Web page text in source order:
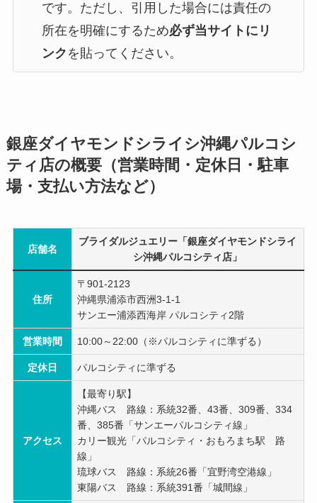
です。ただし、引用した場合には責任の
所在を明確にするため必ず当サイトにリ
ンク を貼ってください。
銀座ダイヤモンドシライシ沖縄パルコシ
ティ店の概要（営業時間・定休日・駐車
場・支払い方法など）
店舗名
ブライダルジュエリー「銀座ダイヤモンドシライ
シ沖縄パルコシティ店」
住所
〒901-2123
沖縄県浦添市西洲3-1-1
サンエー浦添西海岸 パルコシティ2階
営業時間 10:00～22:00（※パルコシティに準ずる）
定休日 パルコシティに準ずる
アクセス
【最寄り駅】
沖縄バス 路線：系統32番、43番、309番、334
番、385番「サンエーパルコシティ線」
カリー観光「パルコシティ・おもろまち駅 路
線」
琉球バス 路線：系統26番「宜野湾空港線」
東陽バス 路線：系統391番「城間線」